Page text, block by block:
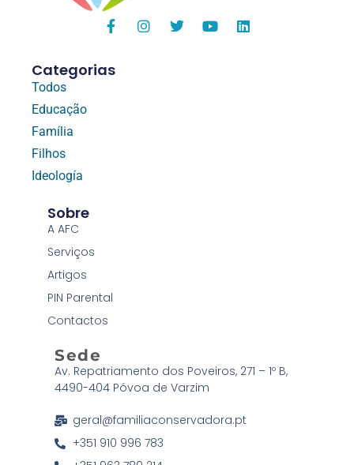
Categorias
Todos
Educação
Família
Filhos
Ideología
Sobre
A AFC
Serviços
Artigos
PIN Parental
Contactos
Sede
Av. Repatriamento dos Poveiros, 271 – 1º B,
4490-404 Póvoa de Varzim
geral@familiaconservadora.pt
+351 910 996 783